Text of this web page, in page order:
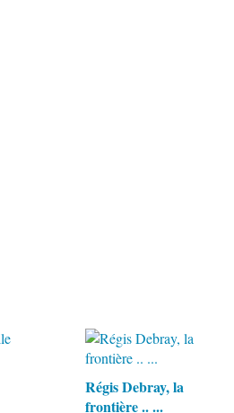
Régis Debray, la
frontière .. ...